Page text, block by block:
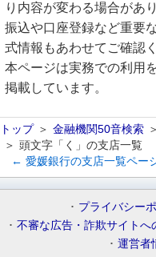
り内容が変わる場合があ
振込や口座登録など重要
式情報もあわせてご確認
本ページは実務での利用
掲載しています。
トップ 金融機関50音検索
頭文字「く」の支店一覧
← 愛媛銀行の支店一覧ペー
プライバシー
不審な広告・詐欺サイト
運営者